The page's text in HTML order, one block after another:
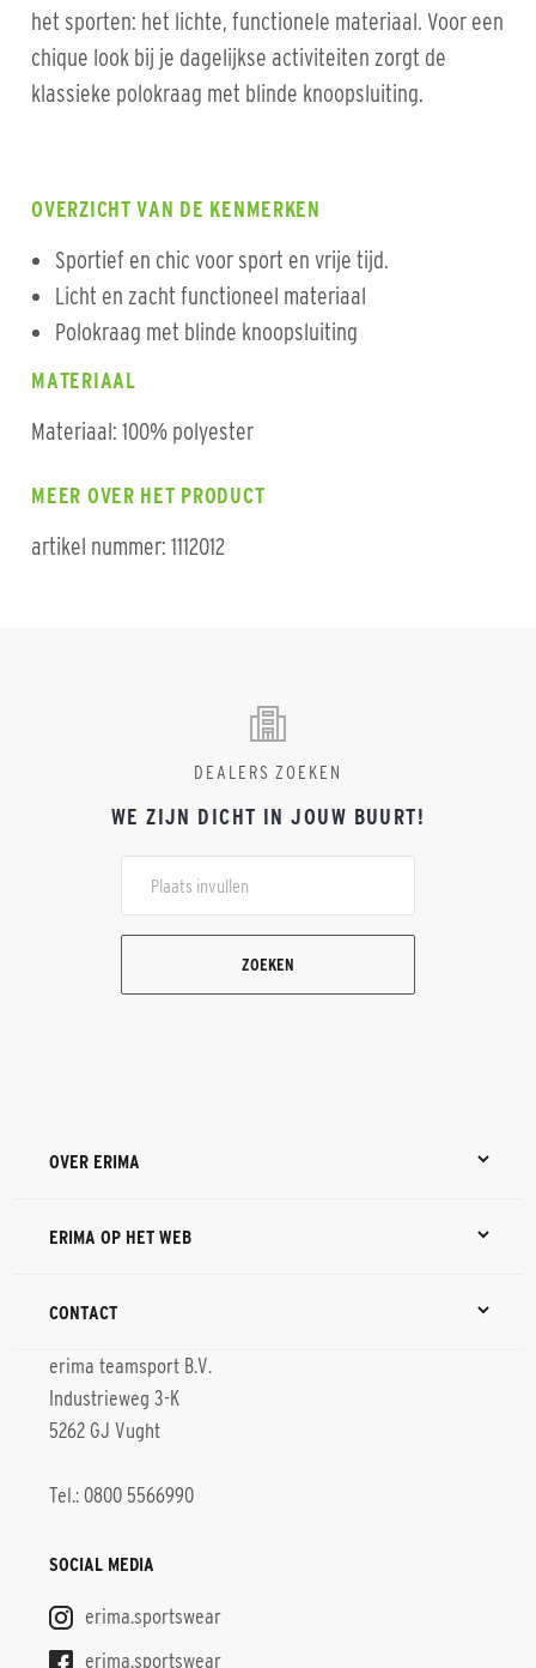
het sporten: het lichte, functionele materiaal. Voor een
chique look bij je dagelijkse activiteiten zorgt de
klassieke polokraag met blinde knoopsluiting.
OVERZICHT VAN DE KENMERKEN
Sportief en chic voor sport en vrije tijd.
Licht en zacht functioneel materiaal
Polokraag met blinde knoopsluiting
MATERIAAL
Materiaal: 100% polyester
MEER OVER HET PRODUCT
artikel nummer: 1112012
DEALERS ZOEKEN
WE ZIJN DICHT IN JOUW BUURT!
ZOEKEN
OVER ERIMA
ERIMA OP HET WEB
CONTACT
erima teamsport B.V.
Industrieweg 3-K
5262 GJ Vught
Tel.: 0800 5566990
SOCIAL MEDIA
erima.sportswear
erima.sportswear